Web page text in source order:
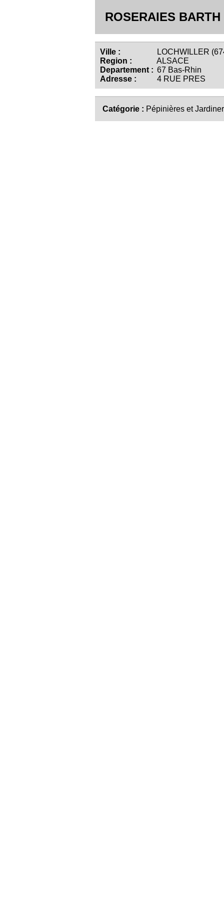
ROSERAIES BARTH
Ville :
LOCHWILLER
Region :
ALSACE
Departement : 67 Bas-Rhin
Adresse :
4 RUE PRES
Catégorie : Pépinières et